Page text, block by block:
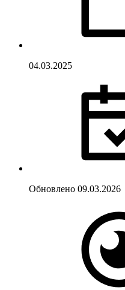
04.03.2025
Обновлено 09.03.2026